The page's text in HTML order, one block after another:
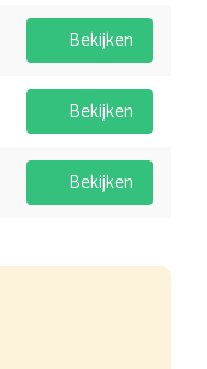
Bekijken
Bekijken
Bekijken